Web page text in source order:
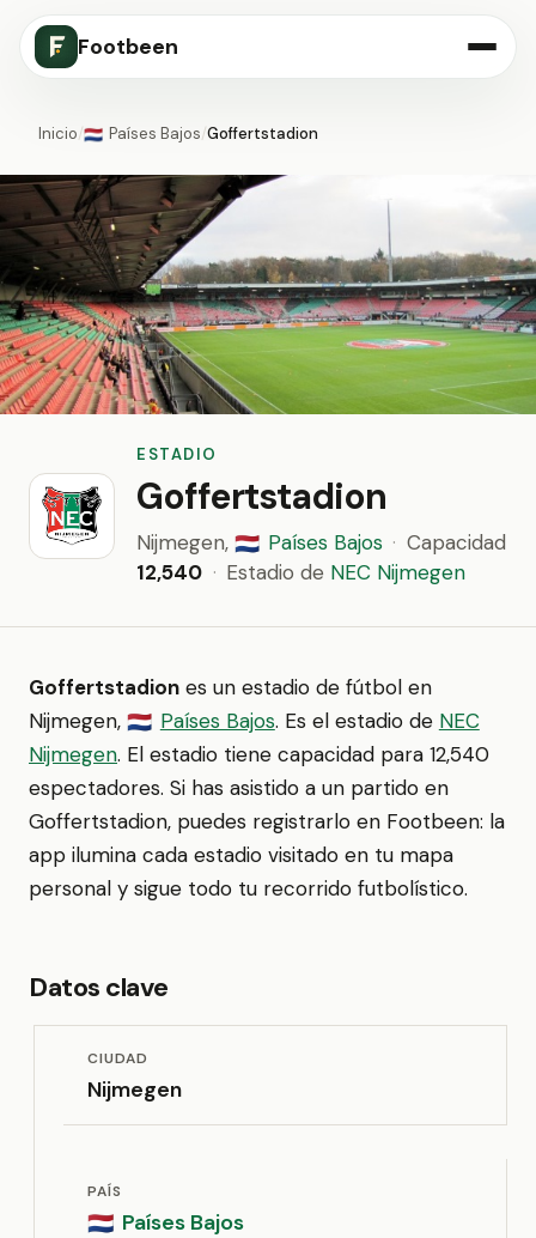
Footbeen
Inicio/🇳🇱 Países Bajos/Goffertstadion
ESTADIO
Goffertstadion
Nijmegen, 🇳🇱 Países Bajos · Capacidad
12,540 · Estadio de NEC Nijmegen
Goffertstadion es un estadio de fútbol en
Nijmegen, 🇳🇱 Países Bajos. Es el estadio de NEC
Nijmegen. El estadio tiene capacidad para 12,540
espectadores. Si has asistido a un partido en
Goffertstadion, puedes registrarlo en Footbeen: la
app ilumina cada estadio visitado en tu mapa
personal y sigue todo tu recorrido futbolístico.
Datos clave
CIUDAD
Nijmegen
PAÍS
🇳🇱 Países Bajos